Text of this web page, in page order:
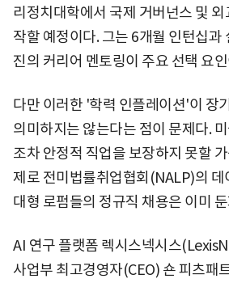
리정치대학에서 국제 거버넌스 및 외
작할 예정이다. 그는 6개월 인턴십과
진의 커리어 멘토링이 주요 선택 요
다만 이러한 '학력 인플레이션'이 장
의미하지는 않는다는 점이 문제다.
조차 안정적 직업을 보장하지 못할
제로 전미법률취업협회(NALP)의
대형 로펌들의 정규직 채용은 이미
AI 연구 플랫폼 렉시스넥시스
사업부 최고경영자(CEO) 숀 피츠패